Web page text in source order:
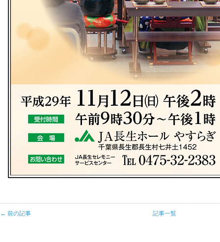
← 前の記事 記事一覧